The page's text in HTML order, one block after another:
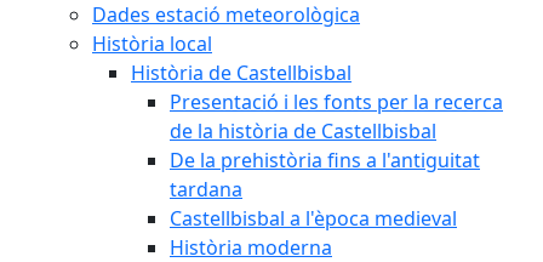
Dades estació meteorològica
Història local
Història de Castellbisbal
Presentació i les fonts per la recerca
de la història de Castellbisbal
De la prehistòria fins a l'antiguitat
tardana
Castellbisbal a l'època medieval
Història moderna